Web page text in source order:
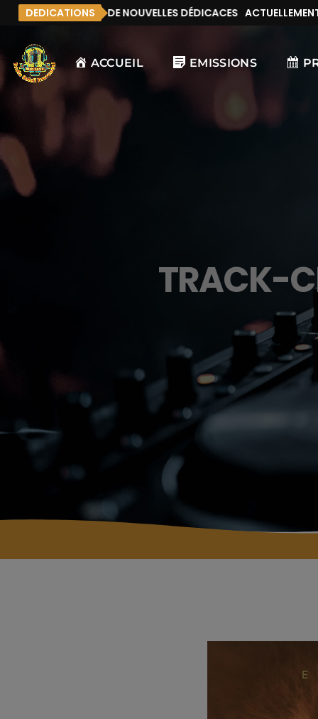
DEDICATIONS
IL N’Y A PAS DE NOUVELLES DÉDICACES ACTUELLEMENT,
ACCUEIL EMISSIONS
TRACK-